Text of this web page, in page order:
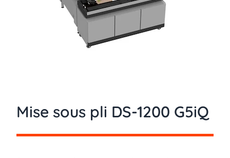
Mise sous pli DS-1200 G5iQ